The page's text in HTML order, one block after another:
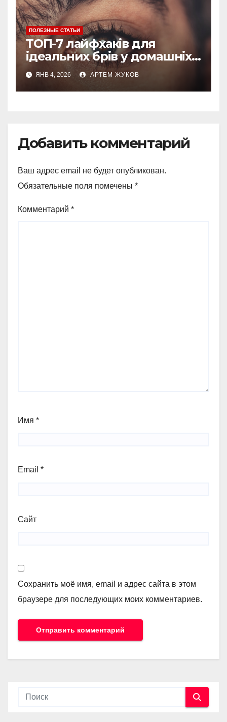
ПОЛЕЗНЫЕ СТАТЬИ
ТОП-7 лайфхаків для
ідеальних брів у домашніх
умовах
ЯНВ 4, 2026 АРТЕМ ЖУКОВ
Добавить комментарий
Ваш адрес email не будет опубликован.
Обязательные поля помечены *
Комментарий *
Имя *
Email *
Сайт
Сохранить моё имя, email и адрес сайта в этом
браузере для последующих моих комментариев.